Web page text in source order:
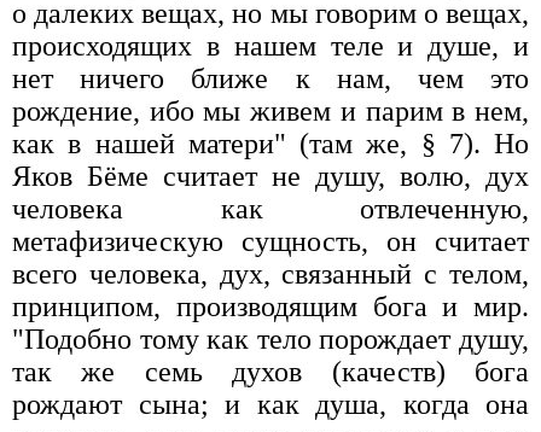
о далеких вещах, но мы говорим о вещах,
происходящих в нашем теле и душе, и
нет ничего ближе к нам, чем это
рождение, ибо мы живем и парим в нем,
как в нашей матери" (там же, § 7). Но
Яков Бёме считает не душу, волю, дух
человека как отвлеченную,
метафизическую сущность, он считает
всего человека, дух, связанный с телом,
принципом, производящим бога и мир.
"Подобно тому как тело порождает душу,
так же семь духов (качеств) бога
рождают сына; и как душа, когда она